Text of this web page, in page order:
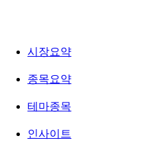
시장요약
종목요약
테마종목
인사이트